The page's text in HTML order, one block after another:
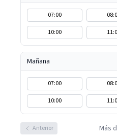
07:00
10:00
Mañana
07:00
10:00
Anterior Más